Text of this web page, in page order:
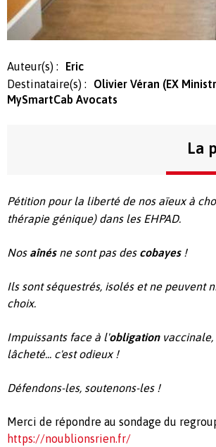
Auteur(s) :
Eric
Destinataire(s) :
Olivier Véran (EX
MySmartCab Avocats
La
Pétition pour la liberté de nos aïeux à
thérapie génique) dans les EHPAD.
Nos aînésne sont pas des cobayes!
Ils sont séquestrés, isolés et ne peuvent
choix.
Impuissants face à l'obligationvaccinale,
lâcheté... c'est odieux !
Défendons-les, soutenons-les !
Merci de répondre au sondage du
https://noublionsrien.fr/